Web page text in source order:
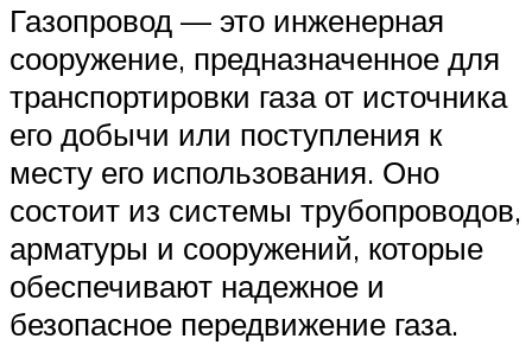
Газопровод — это инженерная
сооружение, предназначенное для
транспортировки газа от источника
его добычи или поступления к
месту его использования. Оно
состоит из системы трубопроводов,
арматуры и сооружений, которые
обеспечивают надежное и
безопасное передвижение газа.